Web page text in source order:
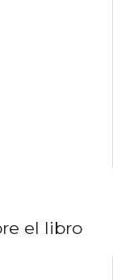
el libro